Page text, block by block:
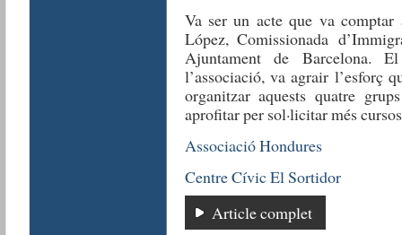
Va ser un acte que va
López, Comissionada
Ajuntament de Barcelona.
l’associació, va agrair l’esforç
organitzar aquests quatre
aprofitar per sol·licitar més
Associació Hondures
Centre Cívic El Sortidor
Article complet